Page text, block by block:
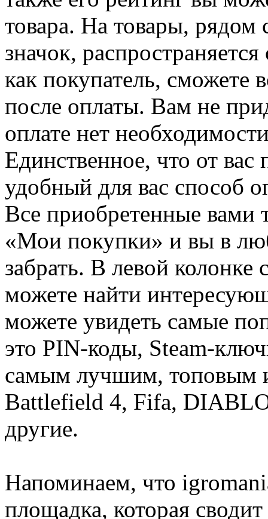
товара. На товары, рядом
значок,
как покупатель, сможете
после оплаты. Вам не
оплате нет
Единственное, что от вас
удобный для вас способ
Все приобретенные вами
«Мои покупки» и вы в
забрать. В левой
можете найти
можете увидеть самые
это PIN-коды, Steam-
самым лучшим, топовым
Battlefield 4, Fifa,
другие.
Напоминаем, что
площадка, которая